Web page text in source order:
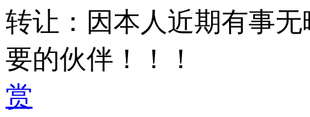
转让：因本人近期有事
要的伙伴！！！
赏